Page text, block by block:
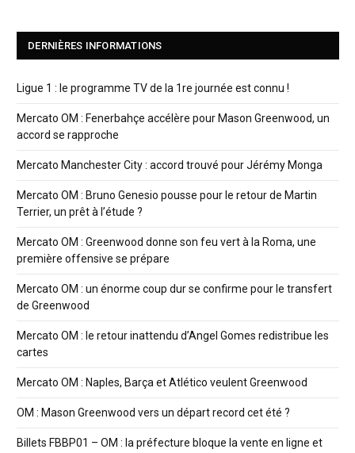
DERNIÈRES INFORMATIONS
Ligue 1 : le programme TV de la 1re journée est connu !
Mercato OM : Fenerbahçe accélère pour Mason Greenwood, un
accord se rapproche
Mercato Manchester City : accord trouvé pour Jérémy Monga
Mercato OM : Bruno Genesio pousse pour le retour de Martin
Terrier, un prêt à l’étude ?
Mercato OM : Greenwood donne son feu vert à la Roma, une
première offensive se prépare
Mercato OM : un énorme coup dur se confirme pour le transfert
de Greenwood
Mercato OM : le retour inattendu d’Angel Gomes redistribue les
cartes
Mercato OM : Naples, Barça et Atlético veulent Greenwood
OM : Mason Greenwood vers un départ record cet été ?
Billets FBBP01 – OM : la préfecture bloque la vente en ligne et